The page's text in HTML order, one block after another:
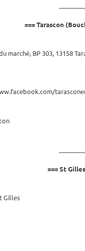
=== Tarascon
marché, BP 303, 13158
=== St
Gilles